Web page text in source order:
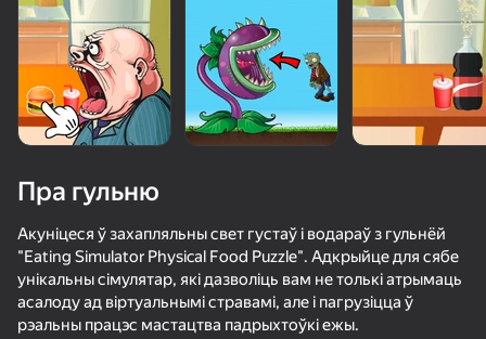
Порыв улыбки
64
Атака Дыры
Поставь Бутылку
63
Пра гульню
Акуніцеся ў захапляльны свет густаў і водараў з гульнёй
"Eating Simulator Physical Food Puzzle". Адкрыйце для сябе
унікальны сімулятар, які дазволіць вам не толькі атрымаць
асалоду ад віртуальнымі стравамі, але і пагрузіцца ў
рэальны працэс мастацтва падрыхтоўкі ежы.